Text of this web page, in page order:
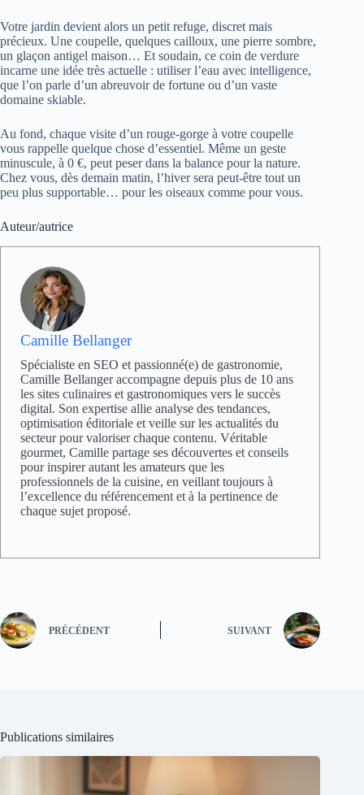
Votre jardin devient alors un petit refuge, discret mais
précieux. Une coupelle, quelques cailloux, une pierre sombre,
un glaçon antigel maison… Et soudain, ce coin de verdure
incarne une idée très actuelle : utiliser l’eau avec intelligence,
que l’on parle d’un abreuvoir de fortune ou d’un vaste
domaine skiable.
Au fond, chaque visite d’un rouge-gorge à votre coupelle
vous rappelle quelque chose d’essentiel. Même un geste
minuscule, à 0 €, peut peser dans la balance pour la nature.
Chez vous, dès demain matin, l’hiver sera peut-être tout un
peu plus supportable… pour les oiseaux comme pour vous.
Auteur/autrice
Camille Bellanger
Spécialiste en SEO et passionné(e) de gastronomie,
Camille Bellanger accompagne depuis plus de 10 ans
les sites culinaires et gastronomiques vers le succès
digital. Son expertise allie analyse des tendances,
optimisation éditoriale et veille sur les actualités du
secteur pour valoriser chaque contenu. Véritable
gourmet, Camille partage ses découvertes et conseils
pour inspirer autant les amateurs que les
professionnels de la cuisine, en veillant toujours à
l’excellence du référencement et à la pertinence de
chaque sujet proposé.
PRÉCÉDENT SUIVANT
Publications similaires